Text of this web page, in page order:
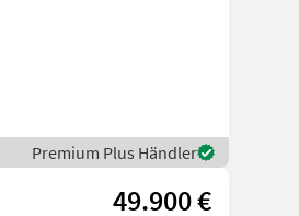
Premium Plus Händler
49.900 €